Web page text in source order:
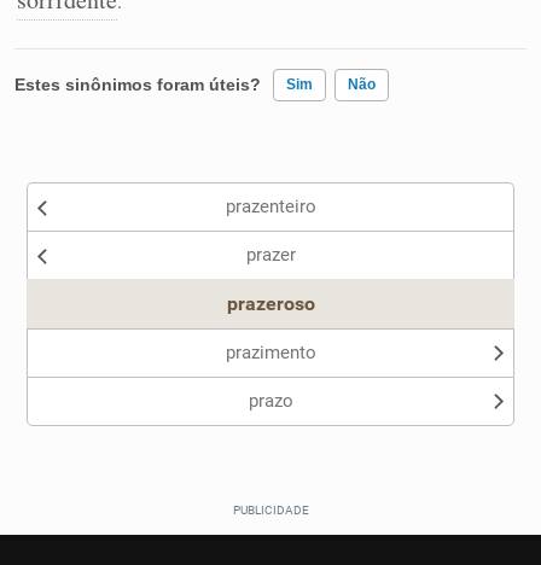
Dicionário
Estes sinônimos foram úteis? Sim Não
Nenhum dos sinônimos apresentados me ajudou
prazenteiro
prazer
prazeroso
prazimento
prazo